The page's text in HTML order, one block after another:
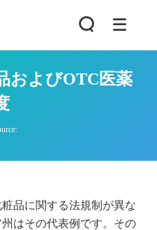
およびOTC医薬
品に関する法規制が異な
はその代表例です。その